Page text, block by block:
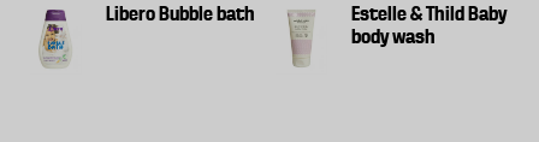
Libero Bubble bath
Estelle & Thild Baby
body wash